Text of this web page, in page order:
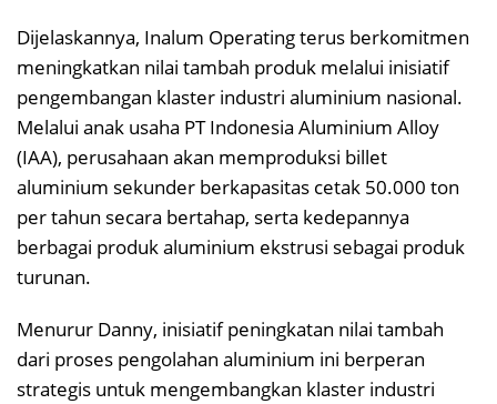
Dijelaskannya, Inalum Operating terus berkomitmen
meningkatkan nilai tambah produk melalui inisiatif
pengembangan klaster industri aluminium nasional.
Melalui anak usaha PT Indonesia Aluminium Alloy
(IAA), perusahaan akan memproduksi billet
aluminium sekunder berkapasitas cetak 50.000 ton
per tahun secara bertahap, serta kedepannya
berbagai produk aluminium ekstrusi sebagai produk
turunan.
Menurur Danny, inisiatif peningkatan nilai tambah
dari proses pengolahan aluminium ini berperan
strategis untuk mengembangkan klaster industri